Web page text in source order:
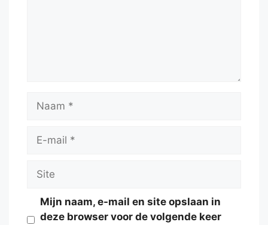
Naam
Site
Mijn naam, e-mail en site opslaan in
deze browser voor de volgende keer